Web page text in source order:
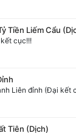
Tiền Liếm Cẩu
cục!!!
Liên đỉnh (Đại kết
Tiên (Dịch)